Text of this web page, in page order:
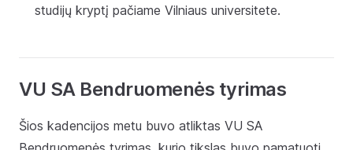
studijų kryptį pačiame Vilniaus universitete.
VU SA Bendruomenės tyrimas
Šios kadencijos metu buvo atliktas VU SA